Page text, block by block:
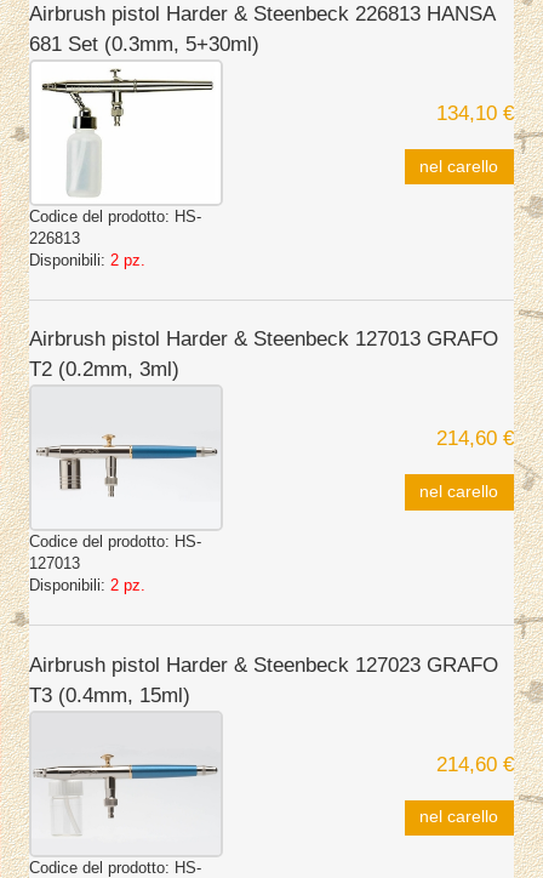
Airbrush pistol Harder & Steenbeck 226813 HANSA
681 Set (0.3mm, 5+30ml)
Codice del prodotto: HS-
226813
Disponibili: 2 pz.
134,10 €
nel carello
Airbrush pistol Harder & Steenbeck 127013 GRAFO
T2 (0.2mm, 3ml)
Codice del prodotto: HS-
127013
Disponibili: 2 pz.
214,60 €
nel carello
Airbrush pistol Harder & Steenbeck 127023 GRAFO
T3 (0.4mm, 15ml)
Codice del prodotto: HS-
214,60 €
nel carello